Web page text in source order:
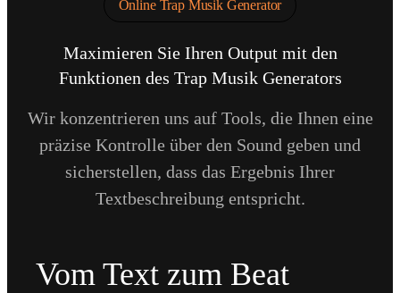
Online Trap Musik Generator
Maximieren Sie Ihren Output mit den
Funktionen des Trap Musik Generators
Wir konzentrieren uns auf Tools, die Ihnen eine
präzise Kontrolle über den Sound geben und
sicherstellen, dass das Ergebnis Ihrer
Textbeschreibung entspricht.
Vom Text zum Beat